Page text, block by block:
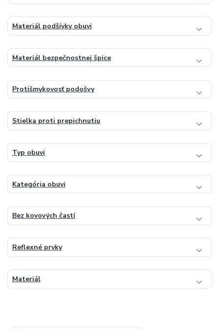
Materiál podšívky obuvi
Materiál bezpečnostnej špice
Protišmykovosť podošvy
Stielka proti prepichnutiu
Typ obuvi
Kategória obuvi
Bez kovových častí
Reflexné prvky
Materiál